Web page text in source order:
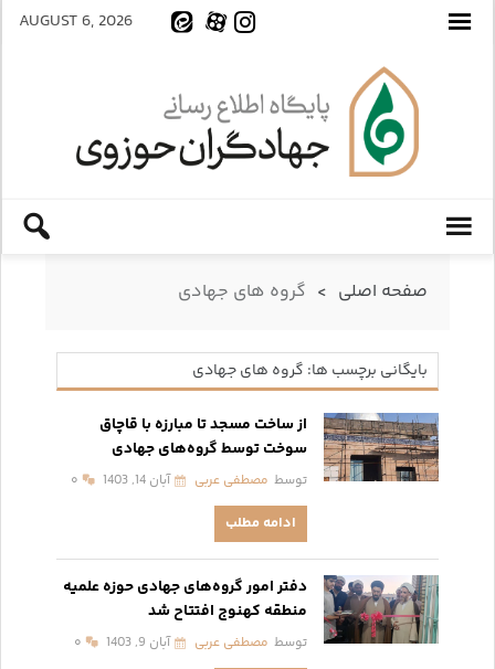
AUGUST 6, 2026
صفحه اصلی > گروه های جهادی
بایگانی برچسب ها: گروه های جهادی
از ساخت مسجد تا مبارزه با قاچاق
سوخت توسط گروه‌های جهادی
توسط مصطفی عربی آبان 14, 1403 ۰
ادامه مطلب
دفتر امور گروه‌های جهادی حوزه علمیه
منطقه کهنوج افتتاح شد
توسط مصطفی عربی آبان 9, 1403 ۰